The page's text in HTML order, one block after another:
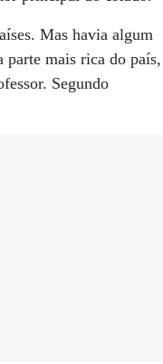
Mas havia algum
mais rica do país,
Segundo